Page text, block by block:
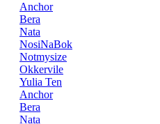
Anchor
Bera
Nata
NosiNaBok
Notmysize
Okkervile
Yulia Ten
Anchor
Bera
Nata